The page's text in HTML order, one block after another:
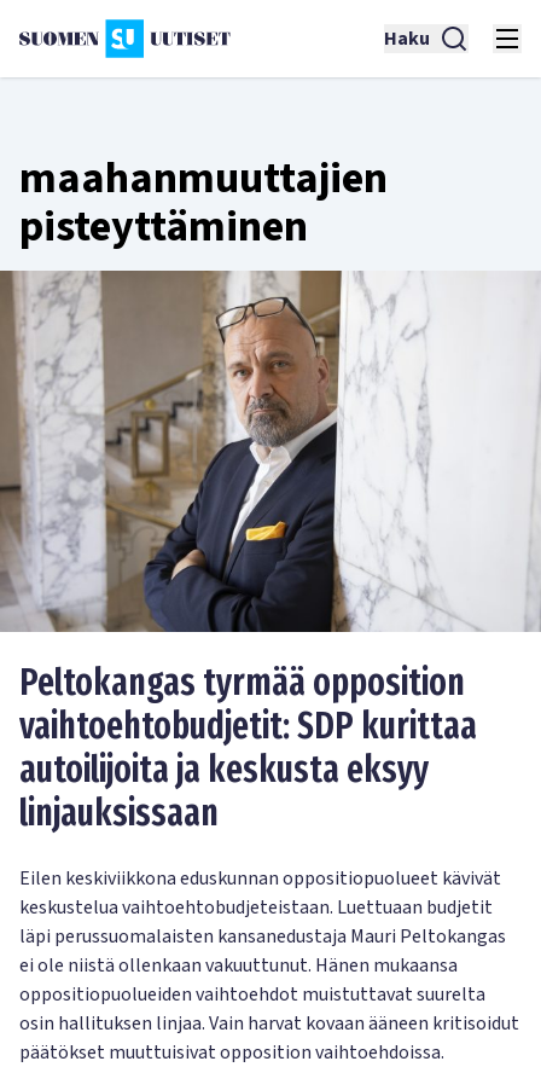
Haku
maahanmuuttajien
pisteyttäminen
Peltokangas tyrmää opposition
vaihtoehtobudjetit: SDP kurittaa
autoilijoita ja keskusta eksyy
linjauksissaan
Eilen keskiviikkona eduskunnan oppositiopuolueet kävivät
keskustelua vaihtoehtobudjeteistaan. Luettuaan budjetit
läpi perussuomalaisten kansanedustaja Mauri Peltokangas
ei ole niistä ollenkaan vakuuttunut. Hänen mukaansa
oppositiopuolueiden vaihtoehdot muistuttavat suurelta
osin hallituksen linjaa. Vain harvat kovaan ääneen kritisoidut
päätökset muuttuisivat opposition vaihtoehdoissa.